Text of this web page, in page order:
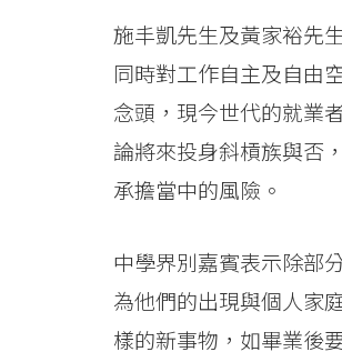
施丰凱先生及黃家裕先
同時對工作自主及自由
念頭，現今世代的就業
論將來投身斜槓族與否
承擔當中的風險。
中學界別嘉賓表示除部
為他們的出現與個人家
樣的新事物，如畢業後